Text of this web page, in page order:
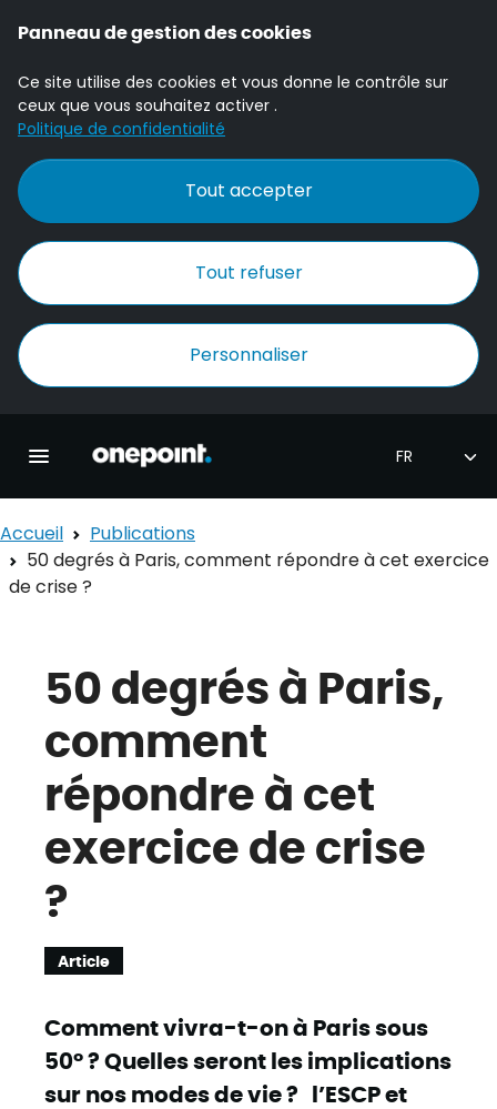
Panneau de gestion des cookies
Ce site utilise des cookies et vous donne le contrôle sur
ceux que vous souhaitez activer .
Politique de confidentialité
Tout accepter
Tout refuser
Personnaliser
Accueil Onepoint
Accueil
Publications
50 degrés à Paris, comment répondre à cet exercice
de crise ?
50 degrés à Paris,
comment
répondre à cet
exercice de crise
?
Article
Comment vivra-t-on à Paris sous
50° ? Quelles seront les implications
sur nos modes de vie ? l’ESCP et